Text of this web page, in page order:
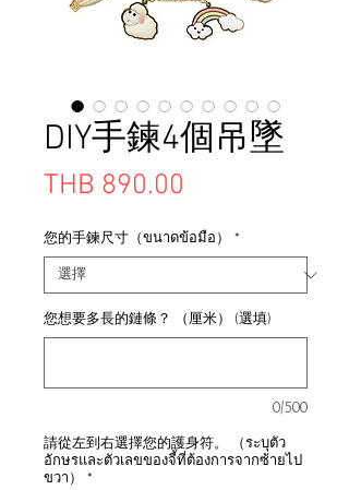
DIY手鍊4個吊墜
THB 890.00
您的手鍊尺寸（ขนาดข้อมือ） *
您想要多長的鏈條？ （厘米） (選填)
0/500
請從左到右選擇您的護身符。 （ระบุตัว
อักษรและตัวเลขของจี้ที่ต้องการจากซ้ายไป
ขวา）
*